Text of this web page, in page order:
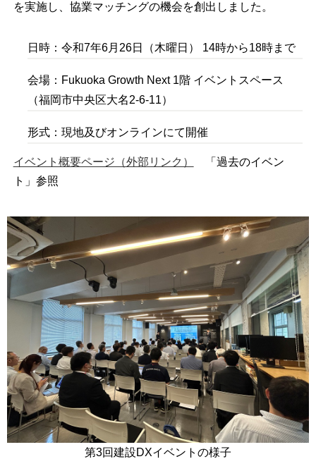
を実施し、協業マッチングの機会を創出しました。
日時：令和7年6月26日（木曜日） 14時から18時まで
会場：Fukuoka Growth Next 1階 イベントスペース
（福岡市中央区大名2-6-11）
形式：現地及びオンラインにて開催
イベント概要ページ（外部リンク）
「過去のイベン
ト」参照
第3回建設DXイベントの様子